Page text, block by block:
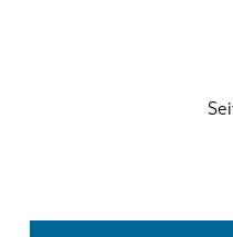
Seitennummerierung